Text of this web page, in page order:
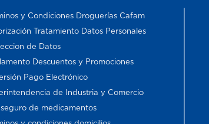
y Condiciones Droguerías Cafam
Tratamiento Datos Personales
de Datos
Descuentos y Promociones
Pago Electrónico
de Industria y Comercio
seguro de medicamentos